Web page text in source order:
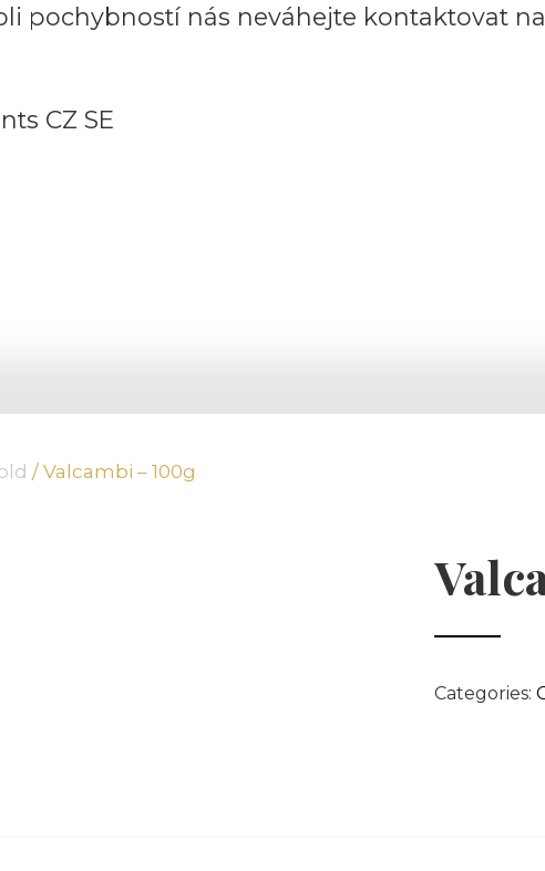
pochybností nás neváhejte kontaktovat
CZ SE
/ Valcambi – 100g
Categories: